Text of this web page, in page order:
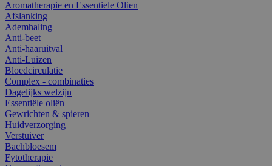
Aromatherapie en Essentiele Olien
Afslanking
Ademhaling
Anti-beet
Anti-haaruitval
Anti-Luizen
Bloedcirculatie
Complex - combinaties
Dagelijks welzijn
Essentiële oliën
Gewrichten & spieren
Huidverzorging
Verstuiver
Bachbloesem
Fytotherapie